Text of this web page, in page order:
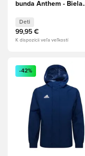
bunda Anthem - Biela
Deti
99,95 €
K dispozícii veľa veľkostí
Otvorí modál na
-42%